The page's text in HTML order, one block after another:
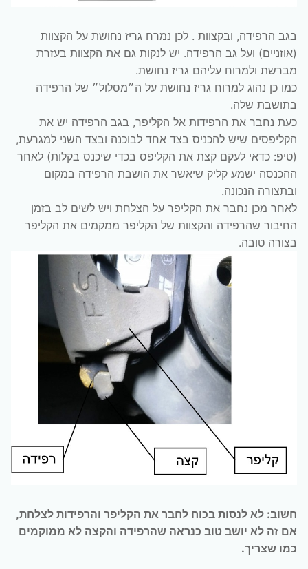
בגב הרפידה, ובקצוות . לכן נמרח גריז נחושת על הקצוות
(אוזניים) ועל גב הרפידה. יש לנקות גם את הקצוות בעזרת
מברשת ולמרוח עליהם גריז נחושת.
כמו כן נהוג למרוח גריז נחושת על ה״מסלול״ של הרפידה
בתושבת שלה.
כעת נחבר את הרפידות אל הקליפר, בגב הרפידה יש את
הקליפסים שיש להכניס בצד אחד לבוכנה ובצד השני למגרעת,
(טיפ: כדאי לעקם קצת את הקליפס בכדי שיכנס בקלות) לאחר
ההכנסה ישמע קליק שיאשר את הושבת הרפידה במקום
ובתצורה הנכונה.
לאחר מכן נחבר את הקליפר על הצלחת ויש לשים לב בזמן
החיבור שהרפידה והקצוות של הקליפר ממקמים את הקליפר
בצורה טובה.
חשוב: לא לנסות בכוח לחבר את הקליפר והרפידות לצלחת,
אם זה לא יושב טוב כנראה שהרפידה והקצה לא ממוקמים
כמו שצריך.